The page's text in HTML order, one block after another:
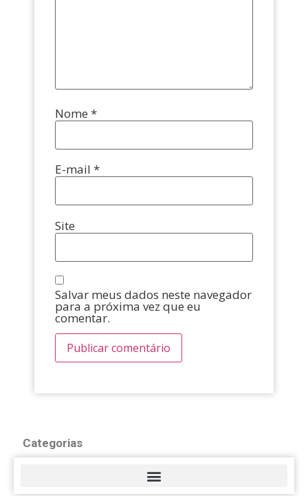
Nome *
E-mail *
Site
Salvar meus dados neste navegador
para a próxima vez que eu
comentar.
Categorias